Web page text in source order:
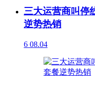
三大运营商叫停
逆势热销
6 08.04